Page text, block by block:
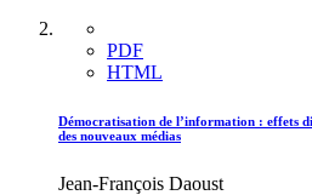
PDF
HTML
Démocratisation de l’information : effets
des nouveaux médias
Jean-François Daoust